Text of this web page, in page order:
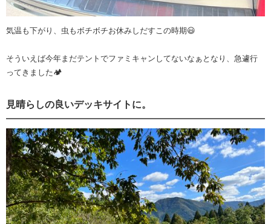
気温も下がり、虫もボチボチお休みしだすこの時期😃
そういえば今年まだテントでファミキャンしてないなぁとなり、急遽行
ってきました🏕️
見晴らしの良いデッキサイトに。